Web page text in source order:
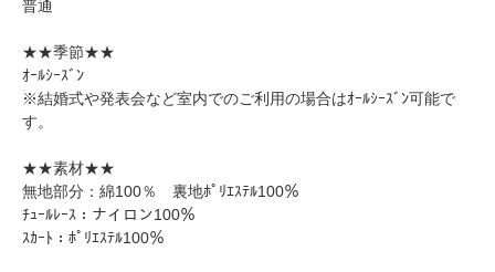
普通
★★季節★★
ｵｰﾙｼｰｽﾞﾝ
※結婚式や発表会など室内でのご利用の場合はｵｰﾙｼｰｽﾞﾝ可能で
す。
★★素材★★
無地部分：綿100％ 裏地ﾎﾟﾘｴｽﾃﾙ100％
ﾁｭｰﾙﾚｰｽ：ナイロン100％
ｽｶｰﾄ：ﾎﾟﾘｴｽﾃﾙ100％